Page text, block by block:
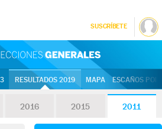
SUSCRÍBETE
RESULTADOS 2019 MAPA ESCAÑOS
2016 2015 2011